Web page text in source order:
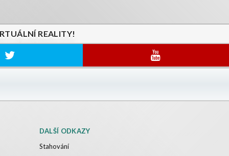
REALITY!
DALŠÍ ODKAZY
Stahování